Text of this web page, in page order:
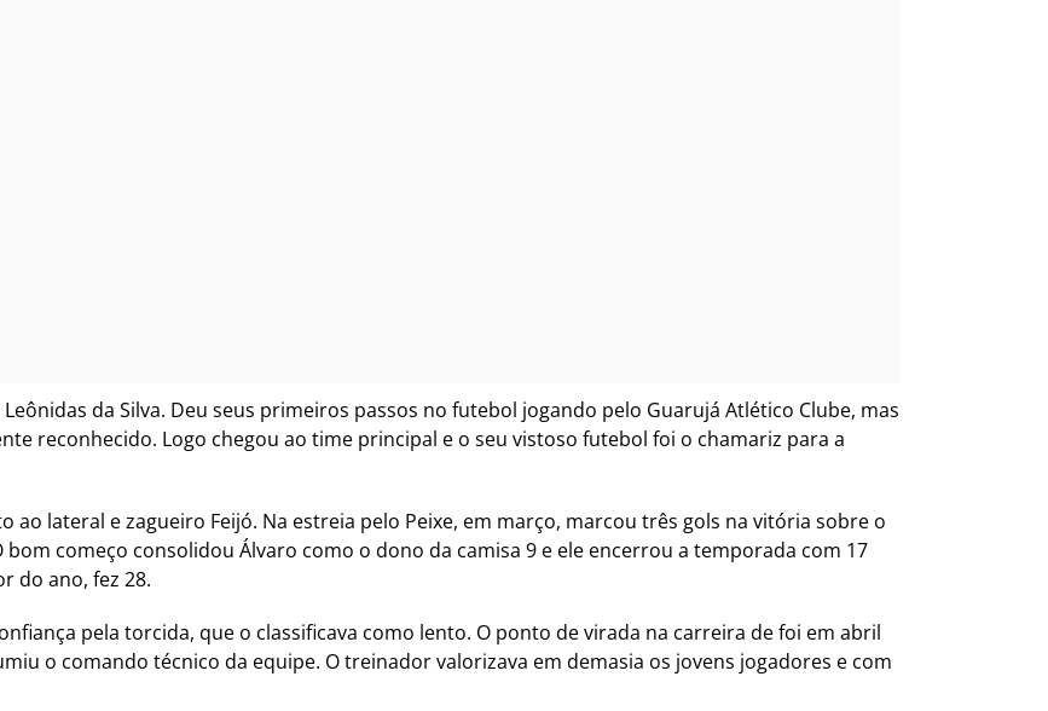
da Silva. Deu seus primeiros passos no futebol jogando pelo Guarujá Atlético Clube, mas
reconhecido. Logo chegou ao time principal e o seu vistoso futebol foi o chamariz para a
ao lateral e zagueiro Feijó. Na estreia pelo Peixe, em março, marcou três gols na vitória sobre o
bom começo consolidou Álvaro como o dono da camisa 9 e ele encerrou a temporada com 17
do ano, fez 28.
pela torcida, que o classificava como lento. O ponto de virada na carreira de foi em abril
o comando técnico da equipe. O treinador valorizava em demasia os jovens jogadores e com